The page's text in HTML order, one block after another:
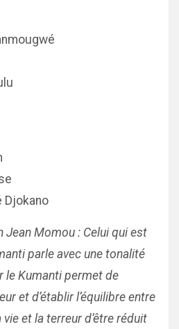
Djokano
Jean Momou : Celui qui est
parle avec une tonalité
le Kumanti permet de
et d’établir l’équilibre entre
vie et la terreur d’être réduit